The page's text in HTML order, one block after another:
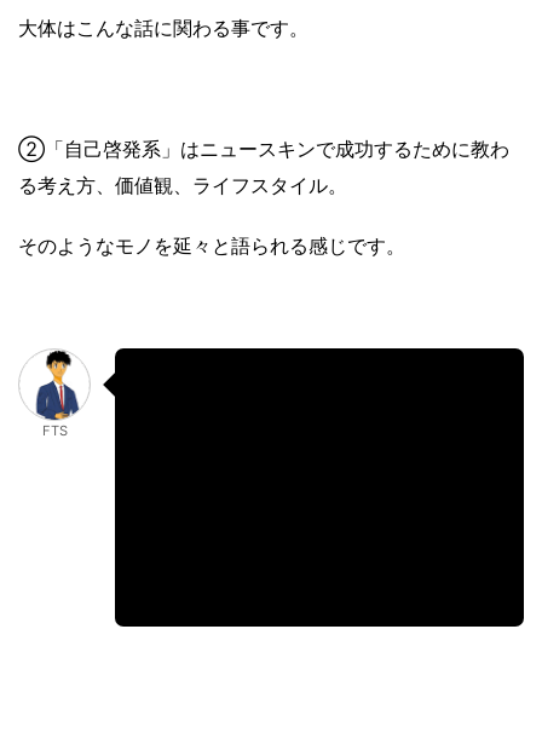
大体はこんな話に関わる事です。
②「自己啓発系」はニュースキンで成功するために教わ
る考え方、価値観、ライフスタイル。
そのようなモノを延々と語られる感じです。
FTS